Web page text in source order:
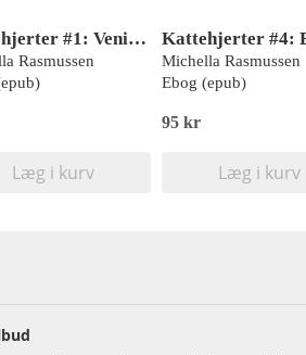
Kattehjerter #1: Venindekaos
Rasmussen
Læg i kurv
Michella Rasmussen
Ebog (epub)
95 kr
Læg i kurv